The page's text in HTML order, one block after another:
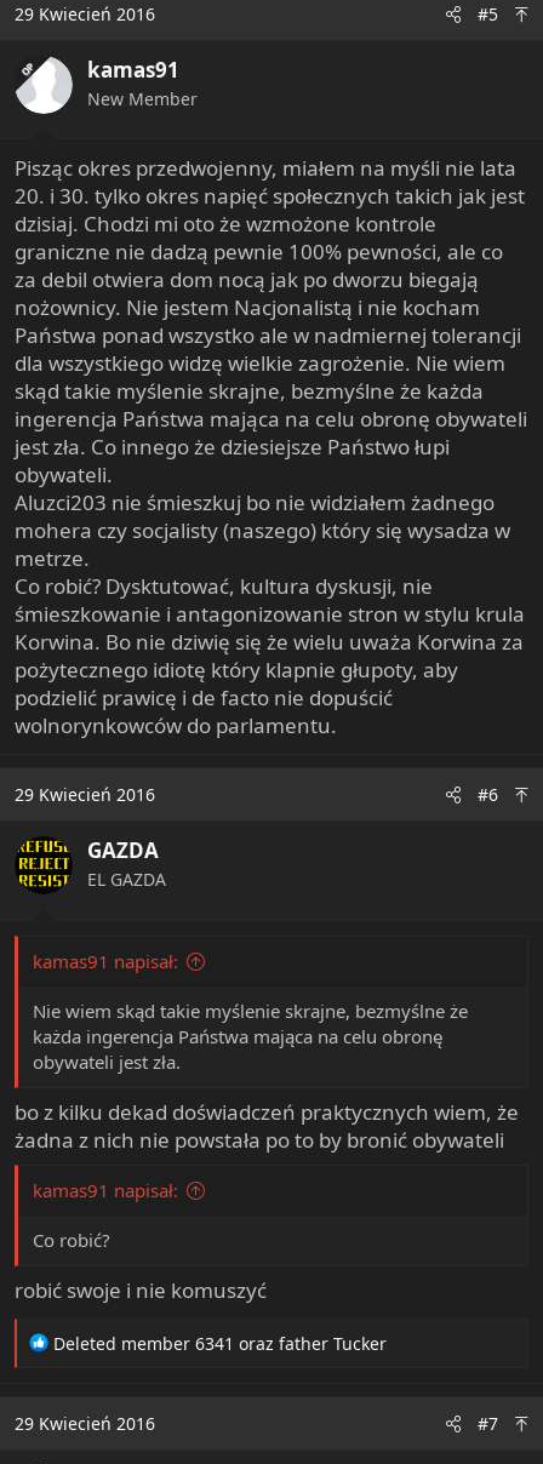
t
o
n
s
29 Kwiecień 2016 #5
OP kamas91
New Member
Pisząc okres przedwojenny, miałem na myśli nie lata
20. i 30. tylko okres napięć społecznych takich jak jest
dzisiaj. Chodzi mi oto że wzmożone kontrole
graniczne nie dadzą pewnie 100% pewności, ale co
za debil otwiera dom nocą jak po dworzu biegają
nożownicy. Nie jestem Nacjonalistą i nie kocham
Państwa ponad wszystko ale w nadmiernej tolerancji
dla wszystkiego widzę wielkie zagrożenie. Nie wiem
skąd takie myślenie skrajne, bezmyślne że każda
ingerencja Państwa mająca na celu obronę obywateli
jest zła. Co innego że dziesiejsze Państwo łupi
obywateli.
Aluzci203 nie śmieszkuj bo nie widziałem żadnego
mohera czy socjalisty (naszego) który się wysadza w
metrze.
Co robić? Dysktutować, kultura dyskusji, nie
śmieszkowanie i antagonizowanie stron w stylu krula
Korwina. Bo nie dziwię się że wielu uważa Korwina za
pożytecznego idiotę który klapnie głupoty, aby
podzielić prawicę i de facto nie dopuścić
wolnorynkowców do parlamentu.
29 Kwiecień 2016 #6
GAZDA
EL GAZDA
kamas91 napisał:
Nie wiem skąd takie myślenie skrajne, bezmyślne że
każda ingerencja Państwa mająca na celu obronę
obywateli jest zła.
bo z kilku dekad doświadczeń praktycznych wiem, że
żadna z nich nie powstała po to by bronić obywateli
kamas91 napisał:
Co robić?
robić swoje i nie komuszyć
R
t
Deleted member 6341 oraz father Tucker
29 Kwiecień 2016 #7